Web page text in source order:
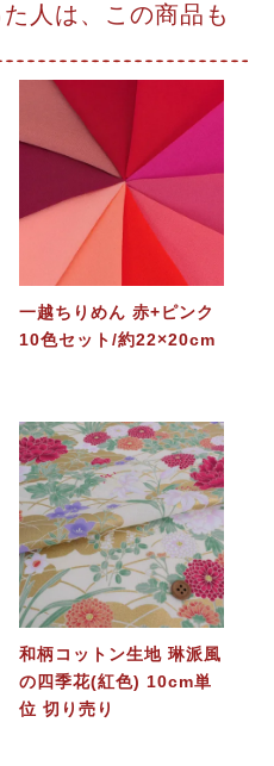
人は、この商品も
一越ちりめん 赤+ピンク
10色セット/約22×20cm
和柄コットン生地 琳派風
の四季花(紅色) 10cm単
位 切り売り